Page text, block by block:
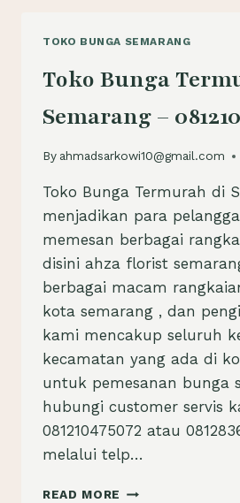
TOKO BUNGA SEMARANG
Toko Bunga
Semarang –
By ahmadsarkowi10@gmail.com
Toko Bunga Termurah di
menjadikan para
memesan berbagai
disini ahza florist
berbagai macam
kota semarang , dan
kami mencakup seluruh
kecamatan yang ada di
untuk pemesanan bunga
hubungi customer servis
081210475072 atau
melalui telp…
READ MORE TOKO